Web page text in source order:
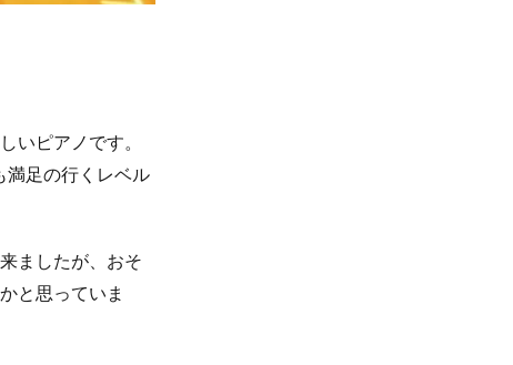
いピアノです。
足の行くレベル
ましたが、おそ
と思っていま